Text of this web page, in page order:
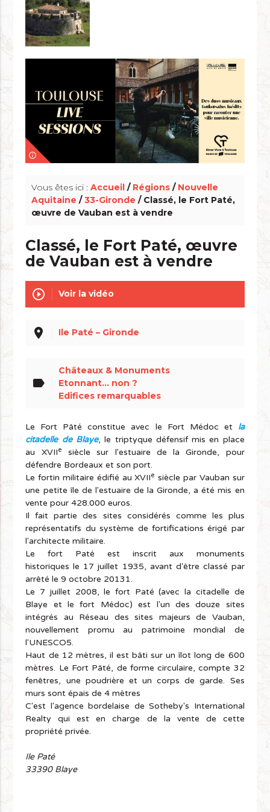
info_outline
Vous êtes ici :Accueil / Régions / Nouvelle
Aquitaine /33-Gironde / Classé, le Fort Paté,
œuvre de Vauban est à vendre
Classé, le Fort Paté, œuvre
de Vauban est à vendre
play_circle_outline Voir la vidéo
place Ile Paté – Gironde
label
Châteaux & Monuments
Etonnant... non ?
Edifices remarquables
Le Fort Pâté constitue avec le Fort Médoc et la
citadelle de Blaye, le triptyque défensif mis en place
au XVIIe
siècle sur l'estuaire de la Gironde, pour
défendre Bordeaux et son port.
Le fortin militaire édifié au XVIIe siècle par Vauban sur
une petite île de l'estuaire de la Gironde, a été mis en
vente pour 428.000 euros.
Il fait partie des sites considérés comme les plus
représentatifs du système de fortifications érigé par
l'architecte militaire.
Le fort Paté est inscrit aux monuments
historiques le 17 juillet 1935, avant d'être classé par
arrêté le 9 octobre 20131.
Le 7 juillet 2008, le fort Paté (avec la citadelle de
Blaye et le fort Médoc) est l'un des douze sites
intégrés au Réseau des sites majeurs de Vauban,
nouvellement promu au patrimoine mondial de
l'UNESCO5.
Haut de 12 mètres, il est bâti sur un îlot long de 600
mètres. Le Fort Pâté, de forme circulaire, compte 32
fenêtres, une poudrière et un corps de garde. Ses
murs sont épais de 4 mètres
C'est l'agence bordelaise de Sotheby's International
Realty qui est en charge de la vente de cette
propriété privée.
Ile Paté
33390 Blaye